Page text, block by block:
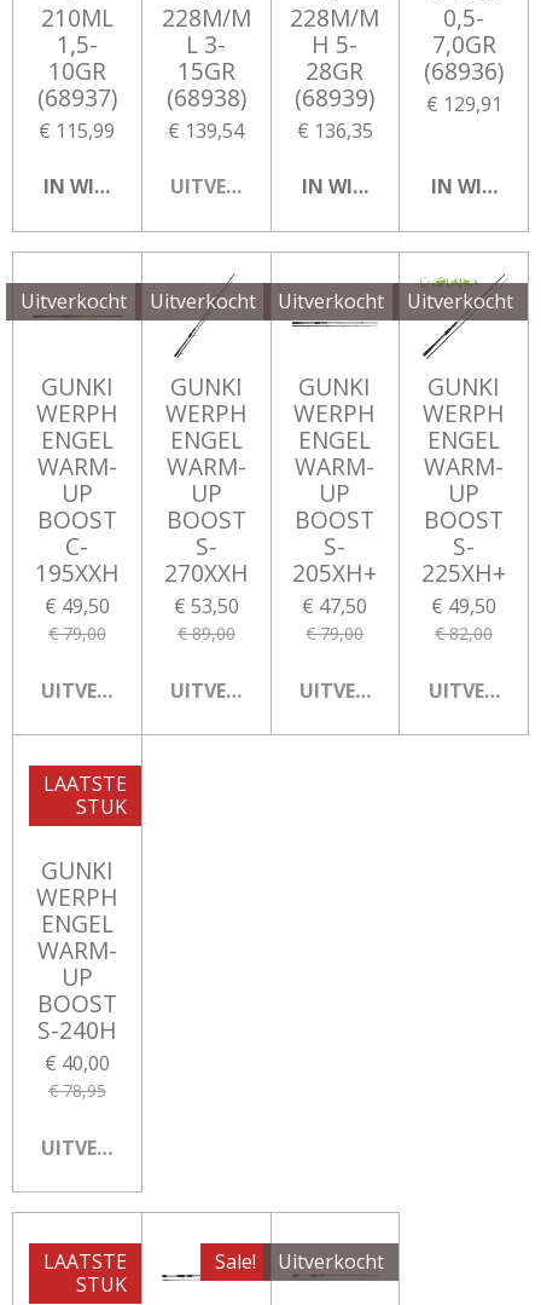
210ML
1,5-
10GR
(68937)
€ 115,99
IN WINKELWAGEN
228M/M
L 3-
15GR
(68938)
€ 139,54
UITVERKOCHT
228M/M
H 5-
28GR
(68939)
€ 136,35
IN WINKELWAGEN
0,5-
7,0GR
(68936)
€ 129,91
IN
Uitverkocht
GUNKI
WERPH
ENGEL
WARM-
UP
BOOST
C-
195XXH
€ 49,50
€ 79,00
UITVERKOCHT
Uitverkocht
GUNKI
WERPH
ENGEL
WARM-
UP
BOOST
S-
270XXH
€ 53,50
€ 89,00
UITVERKOCHT
Uitverkocht
GUNKI
WERPH
ENGEL
WARM-
UP
BOOST
S-
205XH+
€ 47,50
€ 79,00
UITVERKOCHT
Uitverkocht
GUNKI
WERPH
ENGEL
WARM-
UP
BOOST
S-
225XH+
€ 49,50
€ 82,00
LAATSTE
STUK
GUNKI
WERPH
ENGEL
WARM-
UP
BOOST
S-240H
€ 40,00
€ 78,95
UITVERKOCHT
LAATSTE
STUK
Sale! Uitverkocht